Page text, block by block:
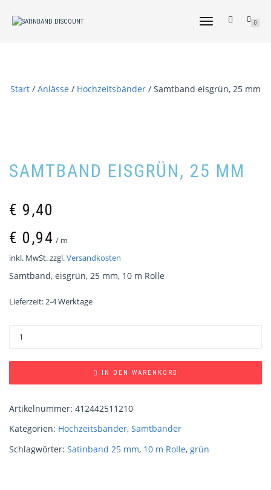
NAVIGATION
0
Start / Anlässe / Hochzeitsbänder / Samtband eisgrün, 25 mm
SAMTBAND EISGRÜN, 25 MM
€ 9,40
€ 0,94 / m
inkl. MwSt.zzgl.Versandkosten
Samtband, eisgrün, 25 mm, 10 m Rolle
Lieferzeit:2-4 Werktage
IN DEN WARENKORB
Artikelnummer: 412442511210
Kategorien: Hochzeitsbänder, Samtbänder
Schlagwörter: Satinband 25 mm, 10 m Rolle, grün